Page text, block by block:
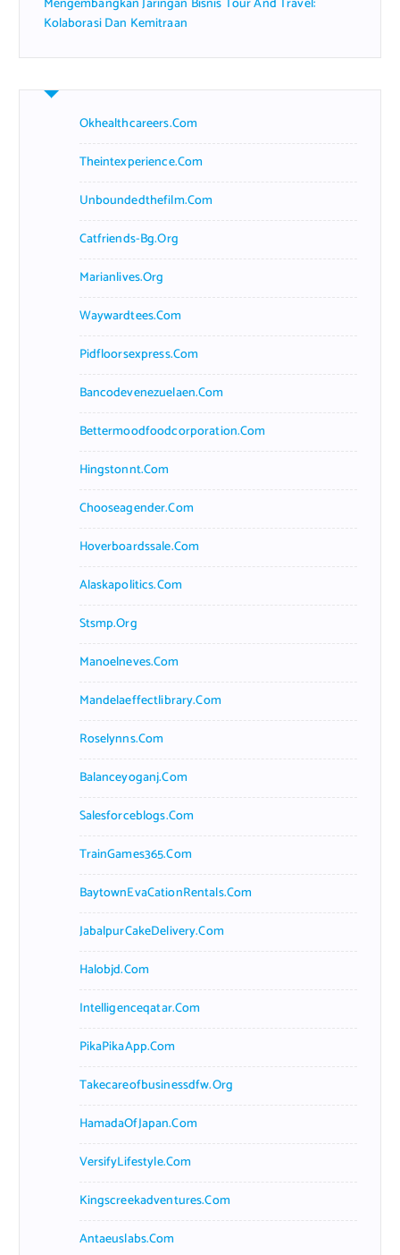
Kolaborasi Dan Kemitraan
Okhealthcareers.com
Theintexperience.com
Unboundedthefilm.com
Catfriends-Bg.org
Marianlives.org
Waywardtees.com
Pidfloorsexpress.com
Bancodevenezuelaen.com
Bettermoodfoodcorporation.com
Hingstonnt.com
Chooseagender.com
Hoverboardssale.com
Alaskapolitics.com
Stsmp.org
Manoelneves.com
Mandelaeffectlibrary.com
Roselynns.com
Balanceyoganj.com
Salesforceblogs.com
TrainGames365.com
BaytownEvaCationRentals.com
JabalpurCakeDelivery.com
Halobjd.com
Intelligenceqatar.com
PikaPikaApp.com
Takecareofbusinessdfw.org
HamadaOfJapan.com
VersifyLifestyle.com
Kingscreekadventures.com
Antaeuslabs.com